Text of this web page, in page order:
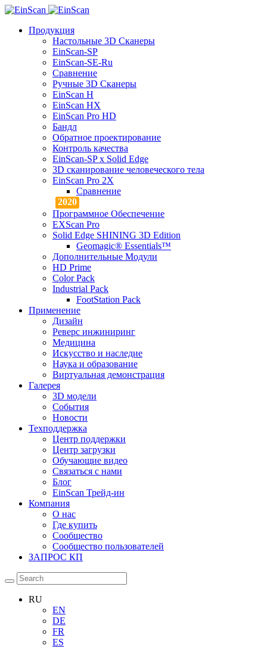
Продукция
Настольные 3D Сканеры
EinScan-SP
EinScan-SE-Ru
Сравнение
Ручные 3D Cканеры
EinScan H
EinScan HX
EinScan Pro HD
Бандл
Обратное проектирование
Контроль качества
EinScan-SP x Solid Edge
3D сканирование человеческого тела
EinScan Pro 2X
Сравнение
Программное Обеспечение
EXScan Pro
Solid Edge SHINING 3D Edition
Geomagic® Essentials™
Дополнительные Модули
HD Prime
Color Pack
Industrial Pack
FootStation Pack
Применение
Дизайн
Реверс инжиниринг
Медицина
Искусство и наследие
Наука и образование
Виртуальная демонстрация
Галерея
3D модели
События
Новости
Техподдержка
Центр поддержки
Центр загрузки
Обучающие видео
Связаться с нами
Блог
EinScan Трейд-ин
Компания
О нас
Где купить
Сообщество
Сообщество пользователей
ЗАПРОС КП
RU
EN
DE
FR
ES